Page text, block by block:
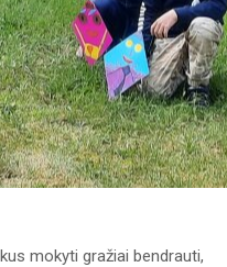
mokyti gražiai bendrauti,